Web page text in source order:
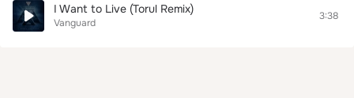
I Want to Live (Torul Remix)
Vanguard
3:38